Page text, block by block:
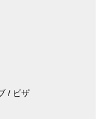
/ ピザ